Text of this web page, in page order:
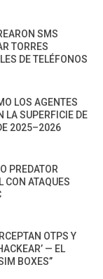
SMS
TORRES
DE TELÉFONOS
LOS AGENTES
LA SUPERFICIE DE
2025–2026
PREDATOR
CON ATAQUES
OTPS Y
— EL
BOXES”